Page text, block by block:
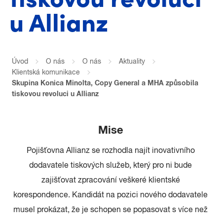
u Allianz
Úvod O nás O nás
Aktuality
Klientská komunikace
Skupina Konica Minolta, Copy General a MHA způsobila
tiskovou revoluci u Allianz
Mise
Pojišťovna Allianz se rozhodla najít inovativního
dodavatele tiskových služeb, který pro ni bude
zajišťovat zpracování veškeré klientské
korespondence. Kandidát na pozici nového dodavatele
musel prokázat, že je schopen se popasovat s více než